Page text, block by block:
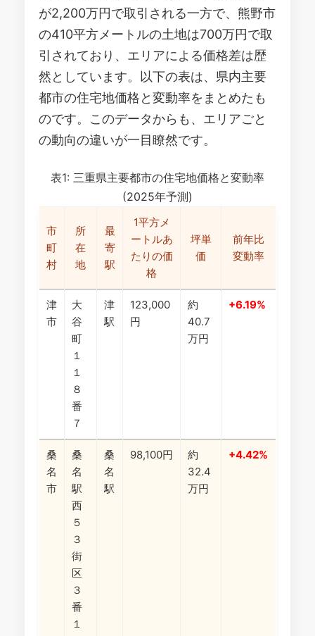
が2,200万円で取引される一方で、熊野市
の410平方メートルの土地は700万円で取
引されており、エリアによる価格差は歴
然としています。以下の表は、県内主要
都市の住宅地価格と変動率をまとめたも
のです。このデータからも、エリアごと
の動向の違いが一目瞭然です。
表1: 三重県主要都市の住宅地価格と変動率
(2025年予測)
市
町
村
所
在
地
最
寄
駅
1平方メ
ートルあ
たりの価
格
坪単
価
前年比
変動率
津
市
大
谷
町
１
１
８
番
７
津
駅
123,000
円
約
40.7
万円
+6.19%
桑
名
市
桑
名
駅
西
５
３
街
区
３
番
１
桑
名
駅
98,100円
約
32.4
万円
+4.42%